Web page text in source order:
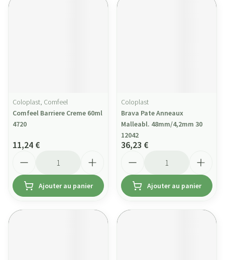
Coloplast, Comfeel
Comfeel Barriere Creme 60ml
4720
11,24 €
Ajouter au panier
Coloplast
Brava Pate Anneaux
Malleabl. 48mm/4,2mm 30
12042
36,23 €
Ajouter au panier